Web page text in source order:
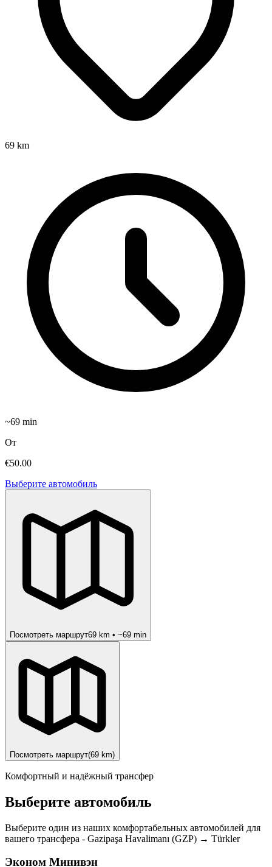
69 km
~69 min
От
€50.00
Выберите автомобиль
Посмотреть маршрут69 km • ~69 min
Посмотреть маршрут(69 km)
Комфортный и надёжный трансфер
Выберите автомобиль
Выберите один из наших комфортабельных автомобилей для
вашего трансфера - Gazipaşa Havalimanı (GZP) → Türkler
Эконом Минивэн